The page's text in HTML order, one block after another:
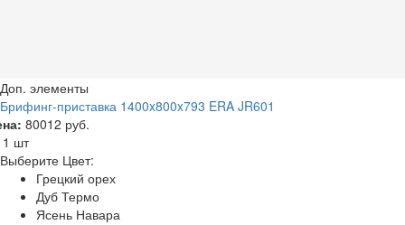
Доп. элементы
Брифинг-приставка 1400x800x793 ERA JR601
80012 руб.
1 шт
Выберите Цвет:
Грецкий орех
Дуб Термо
Ясень Навара